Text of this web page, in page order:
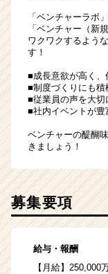
「ベンチャーラボ
「ベンチャー（新
ワクワクするよう
す！
■成長意欲が高く
■制度づくりにも
■従業員の声を大
■社内イベントが豊
ベンチャーの醍醐
きましょう！
募集要項
給与・報酬
【月給】250,000